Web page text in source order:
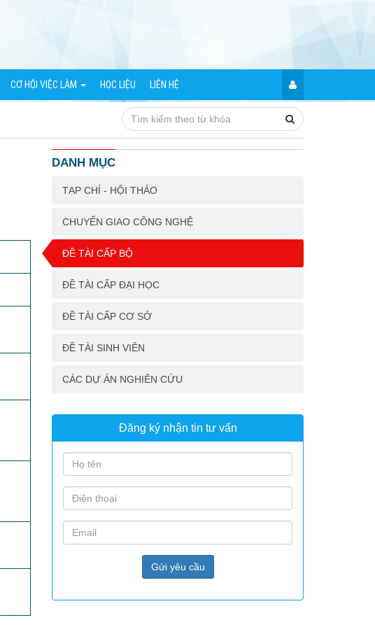
CƠ HỘI VIỆC LÀM HỌC LIỆU LIÊN HỆ
DANH MỤC
TẠP CHÍ - HỘI THẢO
CHUYỂN GIAO CÔNG NGHỆ
ĐỀ TÀI CẤP BỘ
ĐỀ TÀI CẤP ĐẠI HỌC
ĐỀ TÀI CẤP CƠ SỞ
ĐỀ TÀI SINH VIÊN
CÁC DỰ ÁN NGHIÊN CỨU
Đăng ký nhận tin tư vấn
Gửi yêu cầu